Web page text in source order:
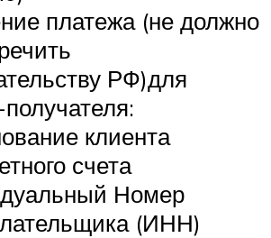
платежа (не должно
РФ)для
клиента
счета
Номер
(ИНН)